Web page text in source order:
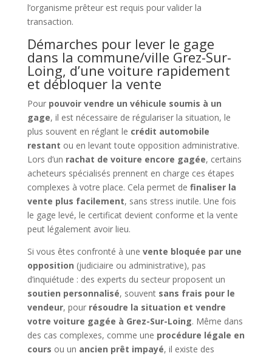
l’organisme prêteur est requis pour valider la
transaction.
Démarches pour lever le gage
dans la commune/ville Grez-Sur-
Loing, d’une voiture rapidement
et débloquer la vente
Pour pouvoir vendre un véhicule soumis à un
gage, il est nécessaire de régulariser la situation, le
plus souvent en réglant le crédit automobile
restant ou en levant toute opposition administrative.
Lors d’un rachat de voiture encore gagée, certains
acheteurs spécialisés prennent en charge ces étapes
complexes à votre place. Cela permet de finaliser la
vente plus facilement, sans stress inutile. Une fois
le gage levé, le certificat devient conforme et la vente
peut légalement avoir lieu.
Si vous êtes confronté à une vente bloquée par une
opposition (judiciaire ou administrative), pas
d’inquiétude : des experts du secteur proposent un
soutien personnalisé, souvent sans frais pour le
vendeur, pour résoudre la situation et vendre
votre voiture gagée à Grez-Sur-Loing. Même dans
des cas complexes, comme une procédure légale en
cours ou un ancien prêt impayé, il existe des